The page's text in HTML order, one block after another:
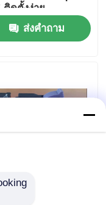
าหกรรม
ติดตั้งง่าย
ส่งคำถาม
ซีเมนส์ PLC สาย